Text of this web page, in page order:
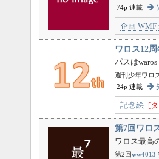
74p 連載
企画 WMF
ワロス12
パスはwaros
週刊少年ワロ
24p 連載
記念絵 [
第7回ワロ
ワロス最高
第2回ww4013